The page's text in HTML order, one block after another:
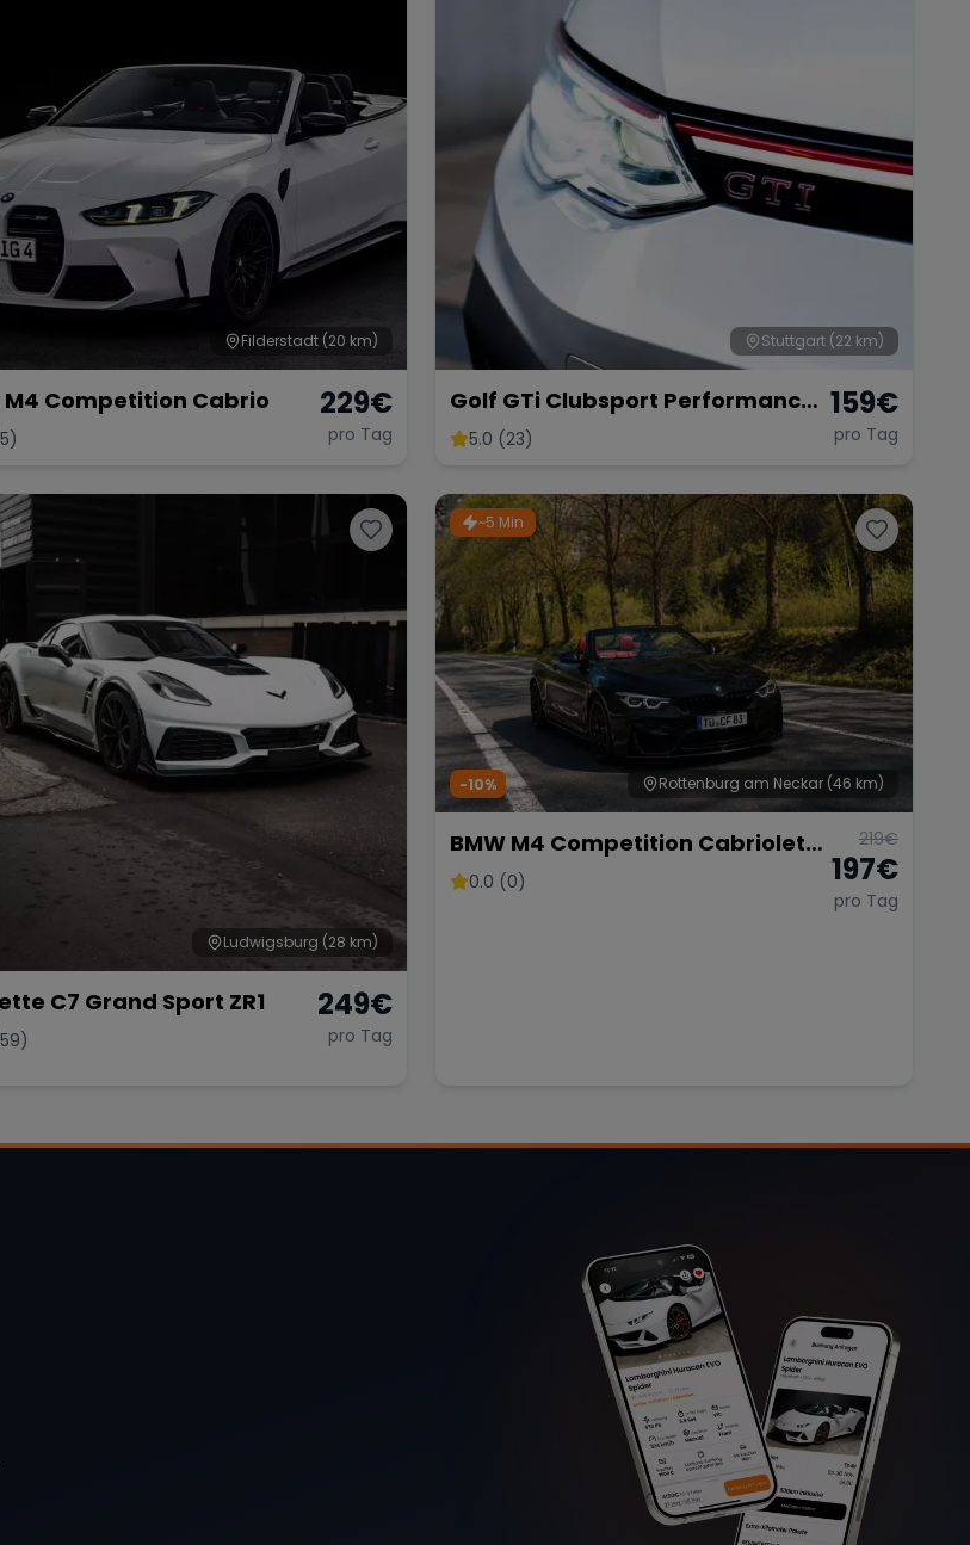
Filderstadt (20 km)
M4 Competition Cabrio 229€
pro Tag
Stuttgart (22 km)
Golf GTi Clubsport Performance
Paket
5.0 (23)
159€
pro Tag
Ludwigsburg (28 km)
C7 Grand Sport ZR1 249€
pro Tag
~5 Min
Rottenburg am Neckar (46 km)
-10%
BMW M4 Competition Cabriolet
Vor Opf!!!
0.0 (0)
219€
197€
pro Tag